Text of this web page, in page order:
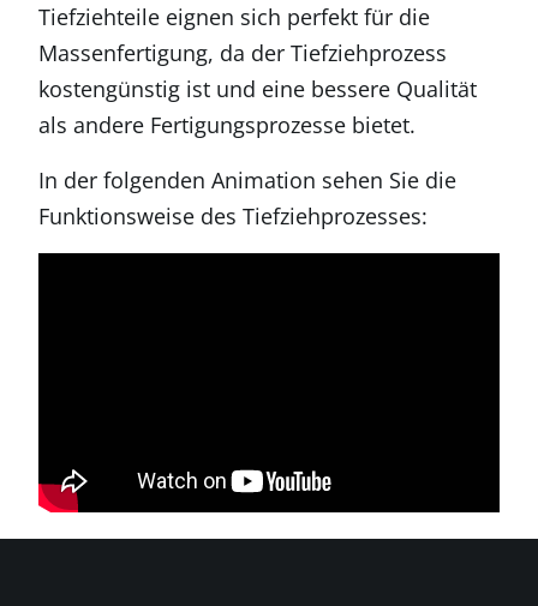
Tiefziehteile eignen sich perfekt für die
Massenfertigung, da der Tiefziehprozess
kostengünstig ist und eine bessere Qualität
als andere Fertigungsprozesse bietet.
In der folgenden Animation sehen Sie die
Funktionsweise des Tiefziehprozesses: